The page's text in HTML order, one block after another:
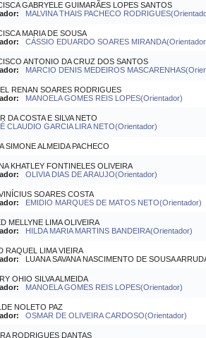
GABRYELE GUIMARÃES LOPES SANTOS
MALVINA THAIS PACHECO
MARIA DE SOUSA
CÁSSIO EDUARDO SOARES
ANTONIO DA CRUZ DOS SANTOS
MARCIO DENIS MEDEIROS
RENAN SOARES RODRIGUES
MANOELA GOMES REIS LOPES(Orientador)
DA COSTA E SILVA NETO
CLAUDIO GARCIA LIRA NETO(Orientador)
SIMONE ALMEIDA PACHECO
KHATLEY FONTINELES OLIVEIRA
OLIVIA DIAS DE ARAUJO(Orientador)
SOARES COSTA
EMIDIO MARQUES DE MATOS NETO(Orientador)
MELLYNE LIMA OLIVEIRA
HILDA MARIA MARTINS BANDEIRA(Orientador)
RAQUEL LIMA VIEIRA
LUANA SAVANA NASCIMENTO DE SOUSA
OHIO SILVA ALMEIDA
MANOELA GOMES REIS LOPES(Orientador)
NOLETO PAZ
OSMAR DE OLIVEIRA CARDOSO(Orientador)
RODRIGUES DANTAS